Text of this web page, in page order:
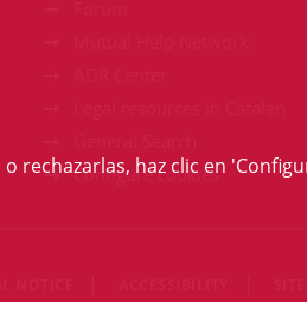
Configure cookies
rechazarlas, haz clic en